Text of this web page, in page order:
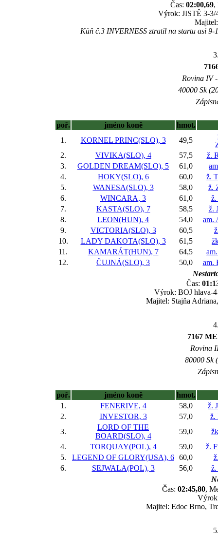
Čas: 02:00,69,
Výrok: JISTĚ 3-3/
Kůň č.3 INVERNESS ztratil na startu asi
Rovina IV
40000 Sk
poř. jméno koně
hmot.
1.
KORNEL PRINC(SLO), 3 49,5
2.
VIVIKA(SLO), 4 57,5
ž.
3.
GOLDEN DREAM(SLO), 5 61,0
4.
HOKY(SLO), 6 60,0
ž.
5.
WANESA(SLO), 3 58,0
ž.
6.
WINCARA, 3 61,0
ž.
7.
KASTA(SLO), 7 58,5
ž.
8.
LEON(HUN), 4 54,0
am.
9.
VICTORIA(SLO), 3 60,5
10.
LADY DAKOTA(SLO), 3 61,5
11.
KAMARÁT(HUN), 7 64,5
12.
ČUJNÁ(SLO), 3 50,0
am.
Čas:
Výrok: BOJ hlava-
Majitel: Stajňa
7167
Rovina
80000 Sk
poř. jméno koně
hmot.
1.
FENERIVE, 4 58,0
ž.
2.
INVESTOR, 3 57,0
ž.
3.
LORD OF THE
BOARD(SLO), 4
59,0
4.
TORQUAY(POL), 4 59,0
ž.
5.
LEGEND OF GLORY(USA), 6 60,0
6.
SEJWALA(POL), 3 56,0
ž.
Čas: 02:45,80,
Majitel: Edoc Brno,